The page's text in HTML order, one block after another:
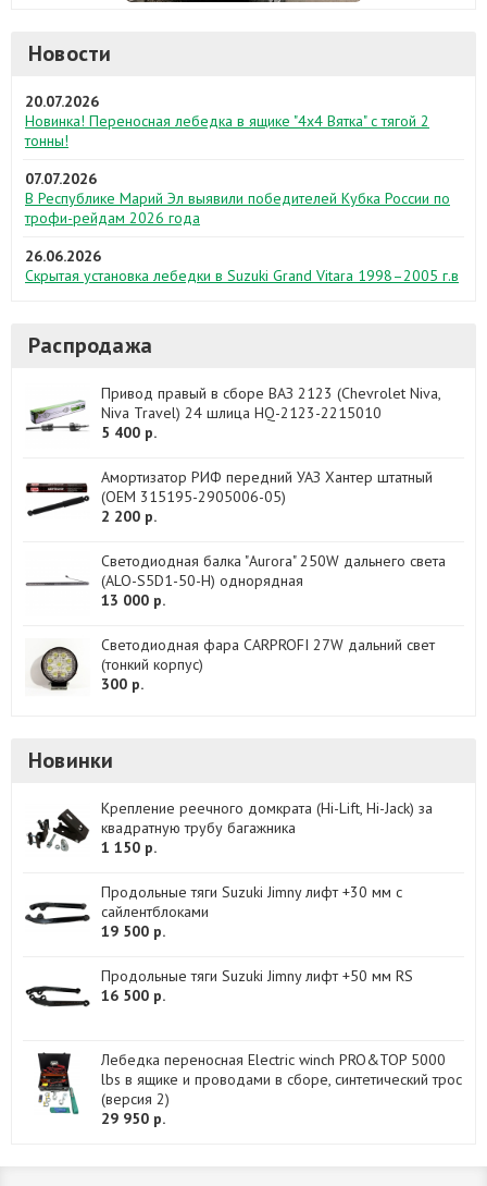
Новости
20.07.2026
Новинка! Переносная лебедка в ящике "4х4 Вятка" с тягой 2
тонны!
07.07.2026
В Республике Марий Эл выявили победителей Кубка России по
трофи-рейдам 2026 года
26.06.2026
Скрытая установка лебедки в Suzuki Grand Vitara 1998–2005 г.в
Распродажа
Привод правый в сборе ВАЗ 2123 (Chevrolet Niva,
Niva Travel) 24 шлица HQ-2123-2215010
5 400 р.
Амортизатор РИФ передний УАЗ Хантер штатный
(OEM 315195-2905006-05)
2 200 р.
Светодиодная балка "Aurora" 250W дальнего света
(ALO-S5D1-50-H) однорядная
13 000 р.
Светодиодная фара CARPROFI 27W дальний свет
(тонкий корпус)
300 р.
Новинки
Крепление реечного домкрата (Hi-Lift, Hi-Jack) за
квадратную трубу багажника
1 150 р.
Продольные тяги Suzuki Jimny лифт +30 мм с
сайлентблоками
19 500 р.
Продольные тяги Suzuki Jimny лифт +50 мм RS
16 500 р.
Лебедка переносная Electric winch PRO&TOP 5000
lbs в ящике и проводами в сборе, синтетический трос
(версия 2)
29 950 р.